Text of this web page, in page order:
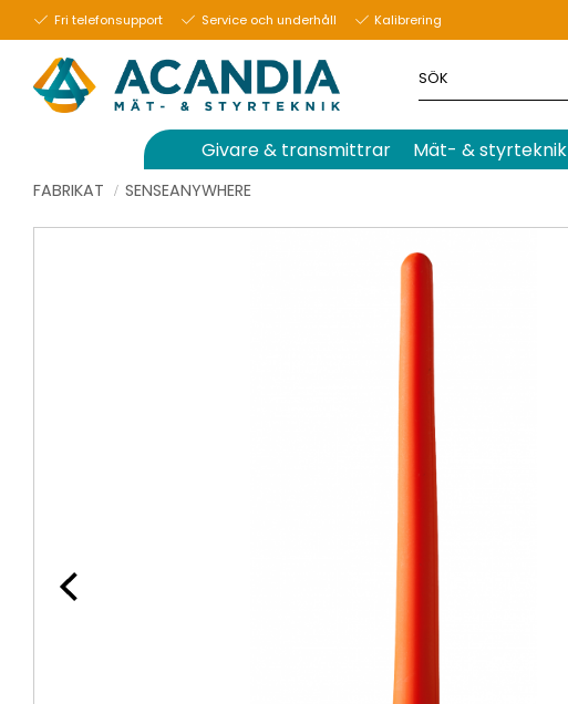
Fri telefonsupport Service och underhåll Kalibrering
Givare & transmittrar Mät- & styrteknik
FABRIKAT SENSEANYWHERE